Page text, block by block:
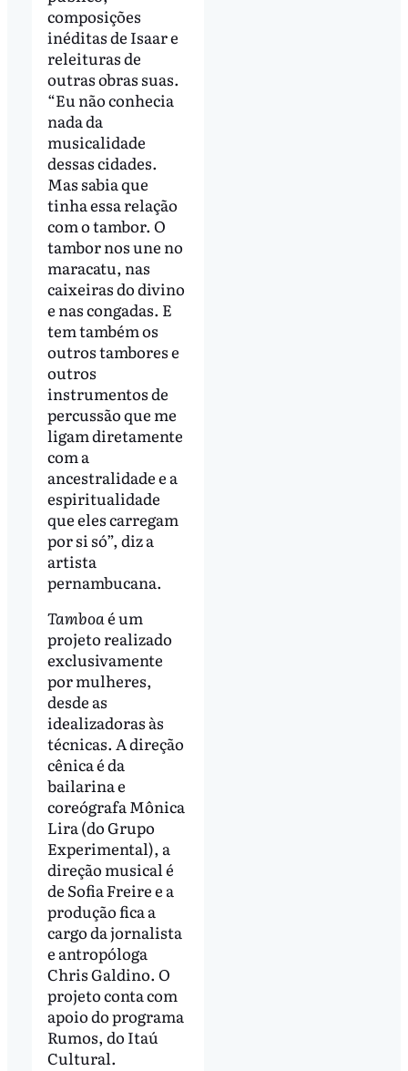
composições
inéditas de Isaar e
releituras de
outras obras suas.
“Eu não conhecia
nada da
musicalidade
dessas cidades.
Mas sabia que
tinha essa relação
com o tambor. O
tambor nos une no
maracatu, nas
caixeiras do divino
e nas congadas. E
tem também os
outros tambores e
outros
instrumentos de
percussão que me
ligam diretamente
com a
ancestralidade e a
espiritualidade
que eles carregam
por si só”, diz a
artista
pernambucana.
Tamboaé um
projeto realizado
exclusivamente
por mulheres,
desde as
idealizadoras às
técnicas. A direção
cênica é da
bailarina e
coreógrafa Mônica
Lira (do Grupo
Experimental), a
direção musical é
de Sofia Freire e a
produção fica a
cargo da jornalista
e antropóloga
Chris Galdino. O
projeto conta com
apoio do programa
Rumos, do Itaú
Cultural.